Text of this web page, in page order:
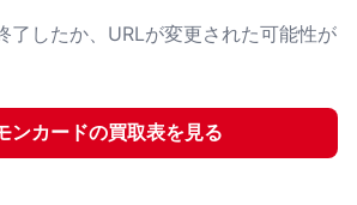
了したか、URLが変更された可能性が
ンカードの買取表を見る